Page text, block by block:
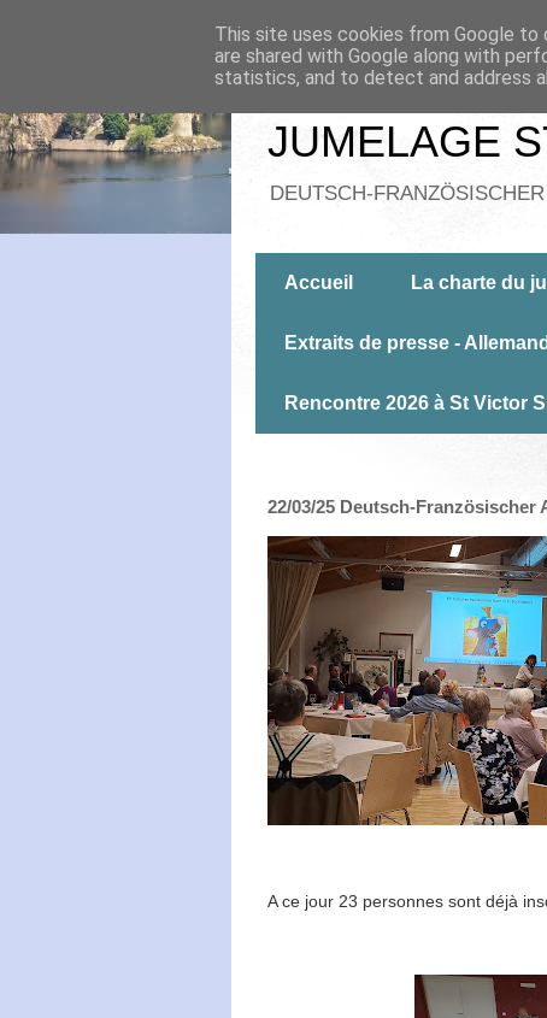
JUMELAGE
DEUTSCH-
Accueil La charte du
Extraits de presse - Allemand
Rencontre 2026 à St Victor
22/03/25 Deutsch-Französischer
A ce jour 23 personnes sont déjà
This site uses cookies from Google to
are shared with Google along with
statistics, and to detect and address